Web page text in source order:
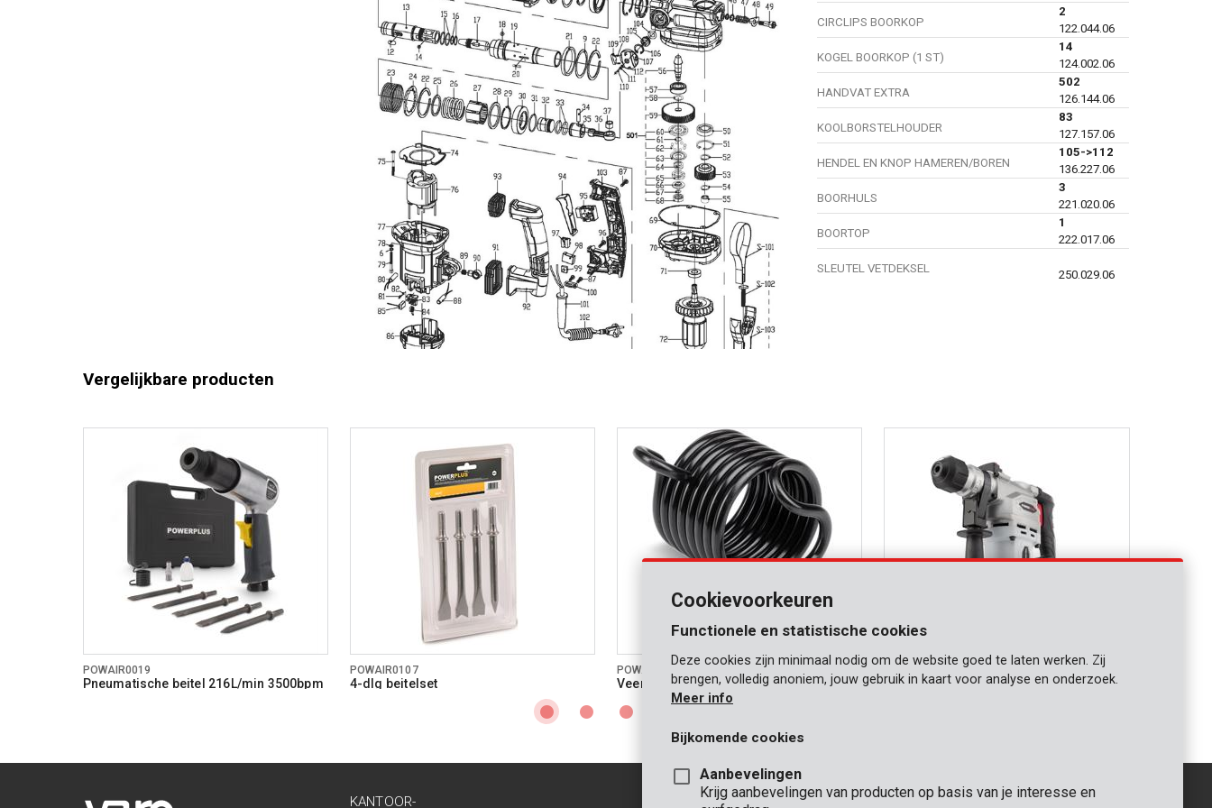
Toerental (n) min 0 min-1
Toerental (n) max 480 min-1
Boorcapaciteit staal 13 mm
Boorcapaciteit hout 40 mm
Max. slagfrequentie 1 3780 strks/min
Boorcapaciteit beton 38 mm
Min. slagfrequentie 1 0 strks/min
Beitelfunctie
Algemene garantie 48 MO.
CIRCLIPS BOORKOP
2
122.044.06
KOGEL BOORKOP (1 ST)
14
124.002.06
HANDVAT EXTRA
502
126.144.06
KOOLBORSTELHOUDER
83
127.157.06
HENDEL EN KNOP HAMEREN/BOREN
105->112
136.227.06
BOORHULS
3
221.020.06
BOORTOP
1
222.017.06
SLEUTEL VETDEKSEL 250.029.06
Vergelijkbare producten
POWAIR0019
Pneumatische beitel 216L/min 3500bpm
POWAIR0107
4-dlg beitelset
POWAIR0108
Veer pneumatische beitel Boorhamer 900W
KANTOOR- CONTACT
Cookievoorkeuren
Functionele en statistische cookies
Deze cookies zijn minimaal nodig om de website goed te laten werken. Zij
brengen, volledig anoniem, jouw gebruik in kaart voor analyse en onderzoek.
Meer info
Bijkomende cookies
Aanbevelingen
Krijg aanbevelingen van producten op basis van je interesse en